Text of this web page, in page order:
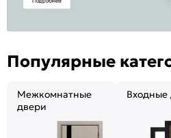
Популярные
Межкомнатные
двери
Входные